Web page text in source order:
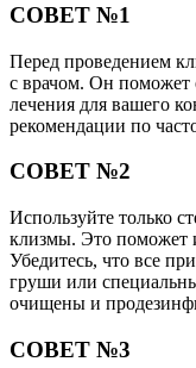
СОВЕТ №1
Перед проведением
с врачом. Он поможет
лечения для вашего
рекомендации по
СОВЕТ №2
Используйте только
клизмы. Это поможет
Убедитесь, что все
груши или
очищены и
СОВЕТ №3